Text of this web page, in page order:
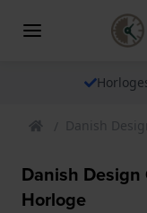
Danish
Danish Design
Horloge